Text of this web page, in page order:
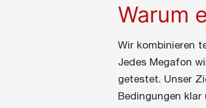
Warum
Wir kombinieren
Jedes Megafon
getestet. Unser
Bedingungen